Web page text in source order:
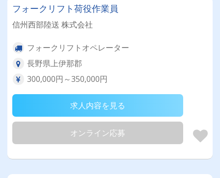
フォークリフト荷役作業員
信州西部陸送 株式会社
フォークリフトオペレーター
長野県上伊那郡
300,000円～350,000円
求人内容を見る
オンライン応募